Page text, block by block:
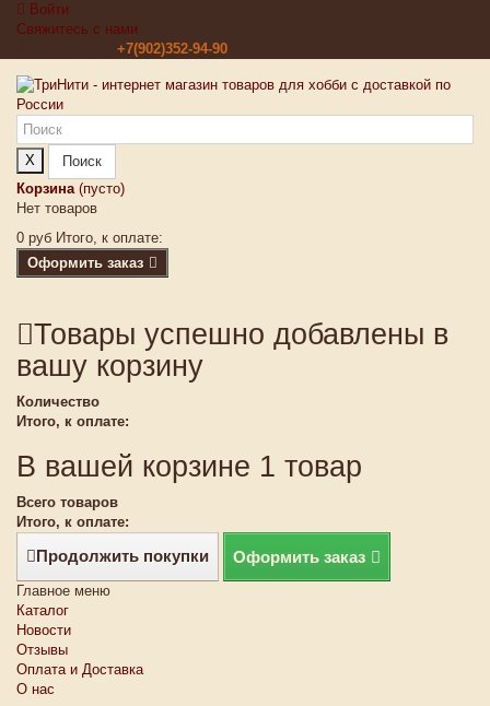
Войти
Свяжитесь с нами
+7(902)352-94-90
X
Поиск
Корзина (пусто)
Нет товаров
0 руб Итого, к оплате:
Оформить заказ
Товары успешно добавлены в
вашу корзину
Количество
Итого, к оплате:
В вашей корзине 1 товар
Всего товаров
Итого, к оплате:
Продолжить покупки Оформить заказ
Главное меню
Каталог
Новости
Отзывы
Оплата и Доставка
О нас